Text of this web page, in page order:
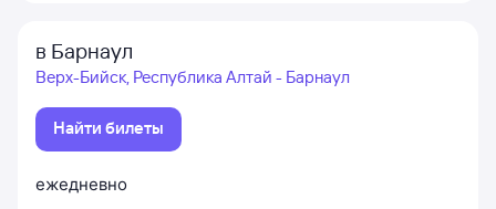
в Барнаул
Верх-Бийск, Республика Алтай - Барнаул
Найти билеты
ежедневно